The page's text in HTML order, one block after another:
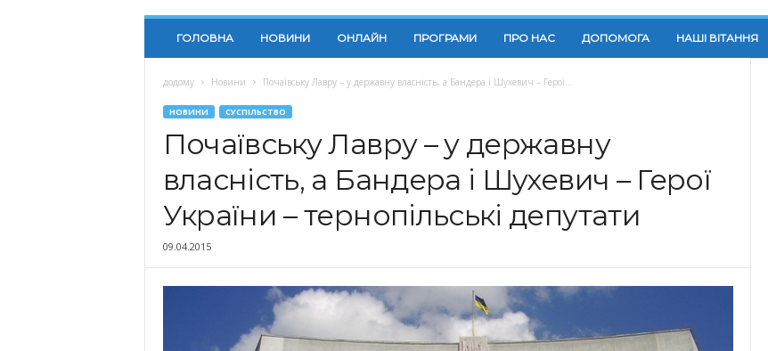
ГОЛОВНА НОВИНИ ОНЛАЙН ПРОГРАМИ ПРО НАС ДОПОМОГА НАШІ ВІТАННЯ
додому Новини Почаївську Лавру – у державну власність, а Бандера і Шухевич – Герої...
НОВИНИ СУСПІЛЬСТВО
Почаївську Лавру – у державну
власність, а Бандера і Шухевич – Герої
України – тернопільські депутати
09.04.2015